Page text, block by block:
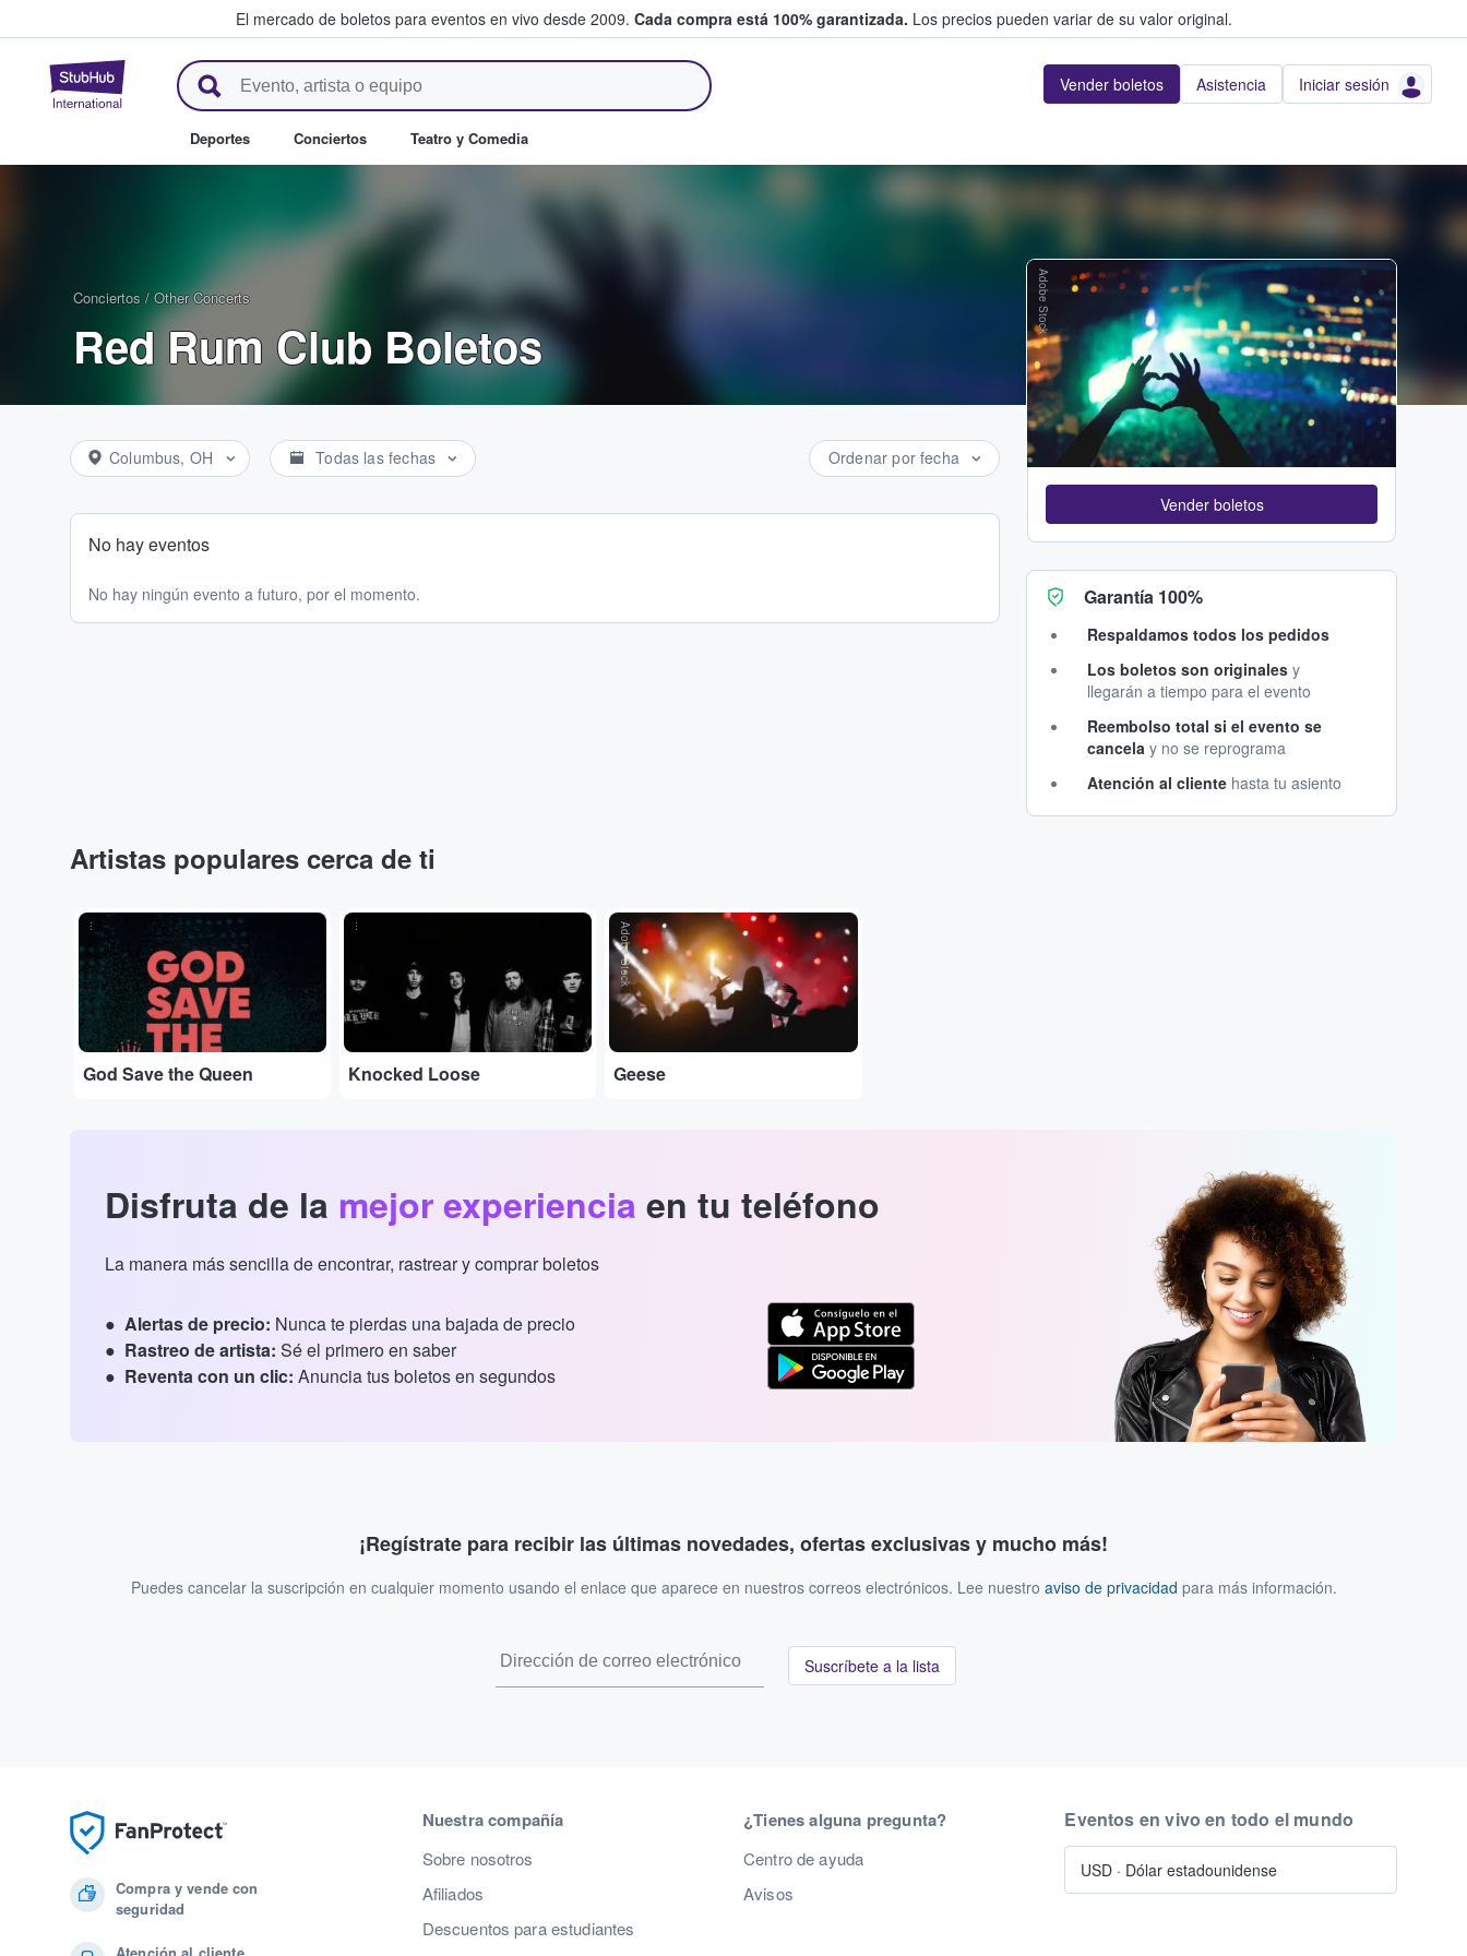
El mercado de boletos para eventos en vivo desde 2009. Cada compra está 100% garantizada. Los precios pueden variar de su valor original.
StubHub: donde los fans compran y venden boletos Vender boletos Asistencia Iniciar sesión
Deportes Conciertos Teatro y Comedia
Conciertos / Other Concerts
Red Rum Club Boletos
Columbus, OH Todas las fechas Ordenar por fecha
No hay eventos
No hay ningún evento a futuro, por el momento.
Adobe Stock
Vender boletos
Garantía 100%
Respaldamos todos los pedidos
Los boletos son originales y
llegarán a tiempo para el evento
Reembolso total si el evento se
cancela y no se reprograma
Atención al cliente hasta tu asiento
Artistas populares cerca de ti
...
God Save the Queen
...
Knocked Loose
Adobe Stock
Geese
Disfruta de la mejor experiencia en tu teléfono
La manera más sencilla de encontrar, rastrear y comprar boletos
Alertas de precio: Nunca te pierdas una bajada de precio
Rastreo de artista: Sé el primero en saber
Reventa con un clic: Anuncia tus boletos en segundos
¡Regístrate para recibir las últimas novedades, ofertas exclusivas y mucho más!
Puedes cancelar la suscripción en cualquier momento usando el enlace que aparece en nuestros correos electrónicos. Lee nuestro aviso de privacidad para más información.
Suscríbete a la lista
Compra y vende con
seguridad
Atención al cliente
Nuestra compañía
Sobre nosotros
Afiliados
Descuentos para estudiantes
¿Tienes alguna pregunta?
Centro de ayuda
Avisos
Eventos en vivo en todo el mundo
USD · Dólar estadounidense